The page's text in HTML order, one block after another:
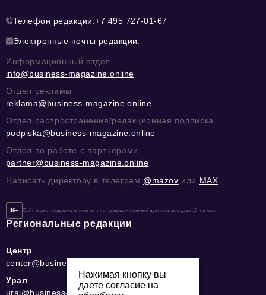
Телефон редакции:+7 495 727-01-67
Электронные почты редакции:
Информационный отдел
info@business-magazine.online
Отдел рекламы
reklama@business-magazine.online
Отдел распространения/редакционная подписка
podpiska@business-magazine.online
Отдел по работе с партнерами
partner@business-magazine.online
Написать директору в телеграм @mazov или MAX
16+ Сайт может содержать контент, не предназначенный для лиц младше 16-ти лет.
Региональные редакции
Центр
center@business-magazine.online
Урал
ural@business-magazine.online
Нажимая кнопку вы
даете согласие на